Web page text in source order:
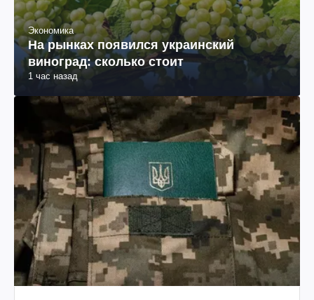
Экономика
На рынках появился украинский
виноград: сколько стоит
1 час назад